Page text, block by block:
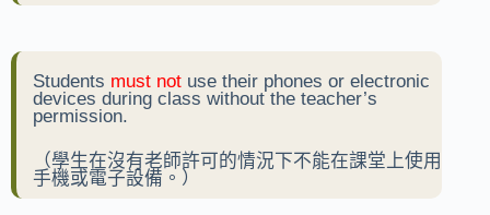
Students must not use their phones or electronic
devices during class without the teacher’s
permission.
（學生在沒有老師許可的情況下不能在課堂上使用
手機或電子設備。）